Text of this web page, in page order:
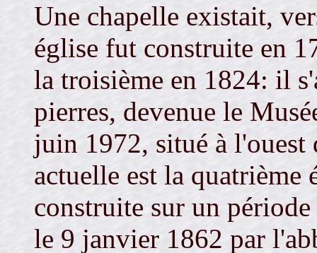
Une chapelle existait,
église fut construite en
la troisième en 1824: il
pierres, devenue le
juin 1972, situé à l'ouest
actuelle est la quatrième
construite sur un
le 9 janvier 1862 par